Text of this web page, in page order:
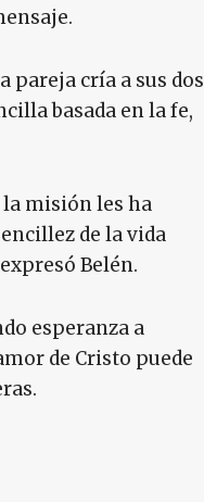
pareja cría a sus dos
basada en la fe,
misión les ha
de la vida
Belén.
esperanza a
de Cristo puede